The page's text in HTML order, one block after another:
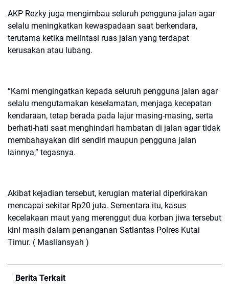
AKP Rezky juga mengimbau seluruh pengguna jalan agar
selalu meningkatkan kewaspadaan saat berkendara,
terutama ketika melintasi ruas jalan yang terdapat
kerusakan atau lubang.
“Kami mengingatkan kepada seluruh pengguna jalan agar
selalu mengutamakan keselamatan, menjaga kecepatan
kendaraan, tetap berada pada lajur masing-masing, serta
berhati-hati saat menghindari hambatan di jalan agar tidak
membahayakan diri sendiri maupun pengguna jalan
lainnya,” tegasnya.
Akibat kejadian tersebut, kerugian material diperkirakan
mencapai sekitar Rp20 juta. Sementara itu, kasus
kecelakaan maut yang merenggut dua korban jiwa tersebut
kini masih dalam penanganan Satlantas Polres Kutai
Timur. ( Masliansyah )
Berita Terkait